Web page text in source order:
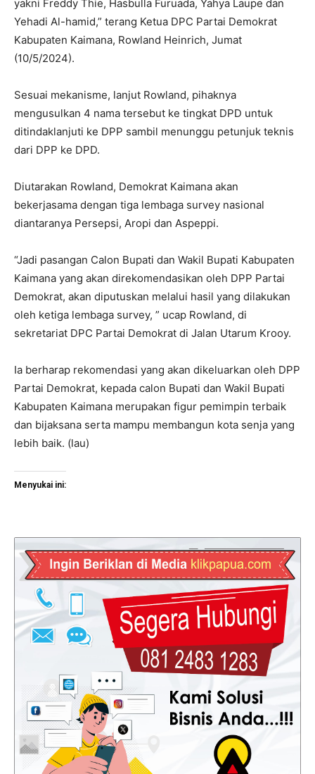
yakni Freddy Thie, Hasbulla Furuada, Yahya Laupe dan
Yehadi Al-hamid,” terang Ketua DPC Partai Demokrat
Kabupaten Kaimana, Rowland Heinrich, Jumat
(10/5/2024).
Sesuai mekanisme, lanjut Rowland, pihaknya
mengusulkan 4 nama tersebut ke tingkat DPD untuk
ditindaklanjuti ke DPP sambil menunggu petunjuk teknis
dari DPP ke DPD.
Diutarakan Rowland, Demokrat Kaimana akan
bekerjasama dengan tiga lembaga survey nasional
diantaranya Persepsi, Aropi dan Aspeppi.
“Jadi pasangan Calon Bupati dan Wakil Bupati Kabupaten
Kaimana yang akan direkomendasikan oleh DPP Partai
Demokrat, akan diputuskan melalui hasil yang dilakukan
oleh ketiga lembaga survey, ” ucap Rowland, di
sekretariat DPC Partai Demokrat di Jalan Utarum Krooy.
Ia berharap rekomendasi yang akan dikeluarkan oleh DPP
Partai Demokrat, kepada calon Bupati dan Wakil Bupati
Kabupaten Kaimana merupakan figur pemimpin terbaik
dan bijaksana serta mampu membangun kota senja yang
lebih baik. (lau)
Menyukai ini: